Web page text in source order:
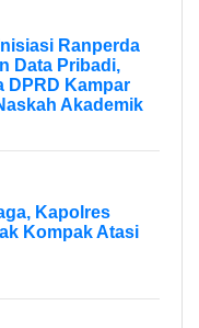
Ranperda
Data Pribadi,
DPRD Kampar
Akademik
Kapolres
Kompak Atasi